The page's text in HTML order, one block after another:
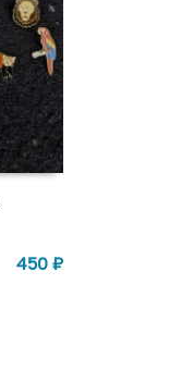
450 ₽